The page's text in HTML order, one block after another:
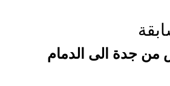
جدة الى الدمام